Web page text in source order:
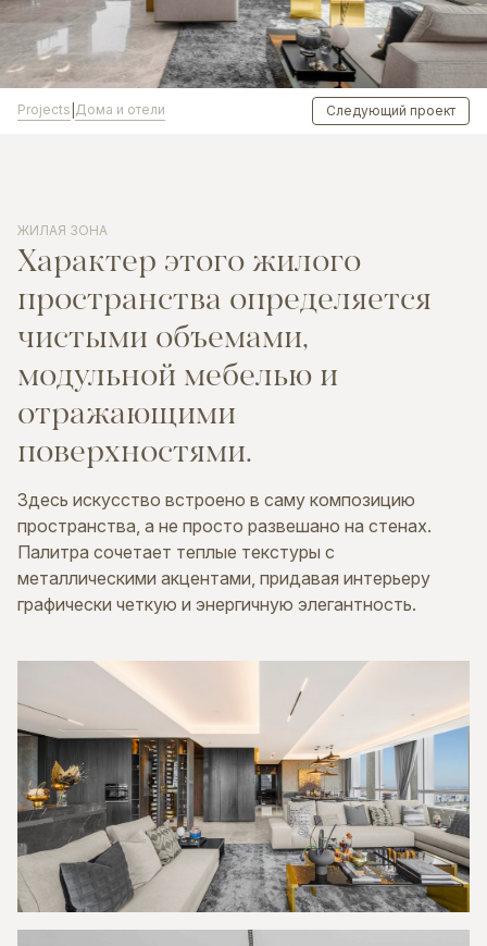
Projects Дома и отели Следующий проект
ЖИЛАЯ ЗОНА
Характер этогожилого
пространства определяется
чистыми объемами,
модульной мебелью и
отражающими
поверхностями.
Здесь искусство встроено в саму композицию
пространства, а не просто развешано на стенах.
Палитра сочетает теплые текстуры с
металлическими акцентами, придавая интерьеру
графически четкую и энергичную элегантность.